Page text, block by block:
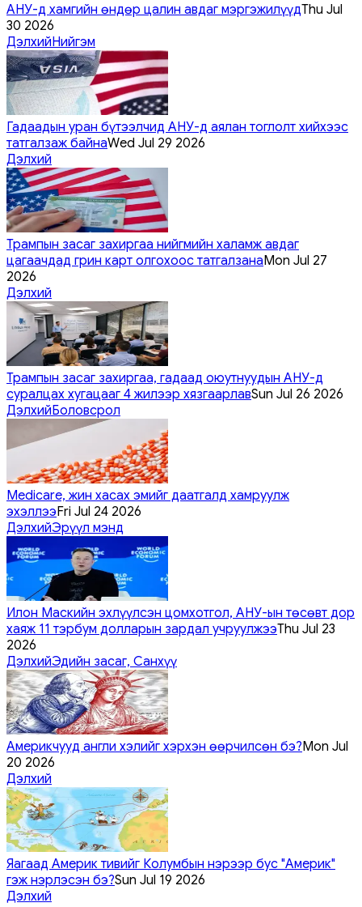
АНУ-д хамгийн өндөр цалин авдаг мэргэжилүүдThu Jul
30 2026
ДэлхийНийгэм
Гадаадын уран бүтээлчид АНУ-д аялан тоглолт хийхээс
татгалзаж байнаWed Jul 29 2026
Дэлхий
Трампын засаг захиргаа нийгмийн халамж авдаг
цагаачдад грин карт олгохоос татгалзанаMon Jul 27
2026
Дэлхий
Трампын засаг захиргаа, гадаад оюутнуудын АНУ-д
суралцах хугацааг 4 жилээр хязгаарлавSun Jul 26 2026
ДэлхийБоловсрол
Medicare, жин хасах эмийг даатгалд хамруулж
эхэллээFri Jul 24 2026
ДэлхийЭрүүл мэнд
Илон Маскийн эхлүүлсэн цомхотгол, АНУ-ын төсөвт дор
хаяж 11 тэрбум долларын зардал учруулжээThu Jul 23
2026
ДэлхийЭдийн засаг, Санхүү
Америкчууд англи хэлийг хэрхэн өөрчилсөн бэ?Mon Jul
20 2026
Дэлхий
Яагаад Америк тивийг Колумбын нэрээр бус "Америк"
гэж нэрлэсэн бэ?Sun Jul 19 2026
Дэлхий